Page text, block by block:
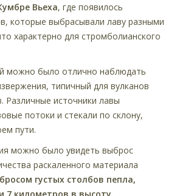
Вьеха, где появилось
которые выбрасывали лаву разными
характерно для стромболианского
можно было отлично наблюдать
типичный для вулканов
Различные источники лавы
потоки и стекали по склону,
пути.
можно было увидеть выброс
раскаленного материала
густых столбов пепла,
7 километров в высоту.